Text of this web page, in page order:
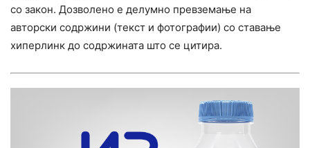
со закон. Дозволено е делумно превземање на
авторски содржини (текст и фотографии) со ставање
хиперлинк до содржината што се цитира.